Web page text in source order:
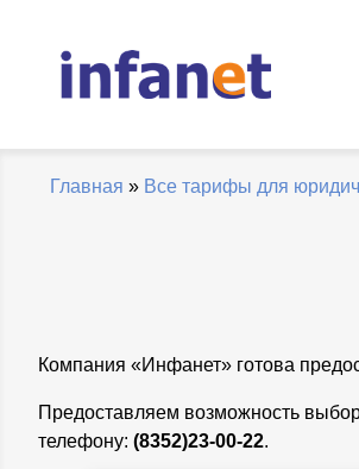
Главная » Все тарифы для
Компания «Инфанет» готова
Предоставляем возможность
телефону: (8352)23-00-22.